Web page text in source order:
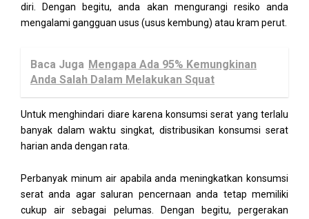
diri. Dengan begitu, anda akan mengurangi resiko anda
mengalami gangguan usus (usus kembung) atau kram perut.
Baca Juga Mengapa Ada 95% Kemungkinan
Anda Salah Dalam Melakukan Squat
Untuk menghindari diare karena konsumsi serat yang terlalu
banyak dalam waktu singkat, distribusikan konsumsi serat
harian anda dengan rata.
Perbanyak minum air apabila anda meningkatkan konsumsi
serat anda agar saluran pencernaan anda tetap memiliki
cukup air sebagai pelumas. Dengan begitu, pergerakan